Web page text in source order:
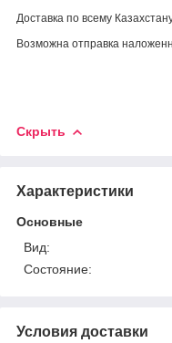
Доставка по всему
Возможна отправка
Скрыть
Характеристики
Основные
Вид:
Состояние:
Условия доставки